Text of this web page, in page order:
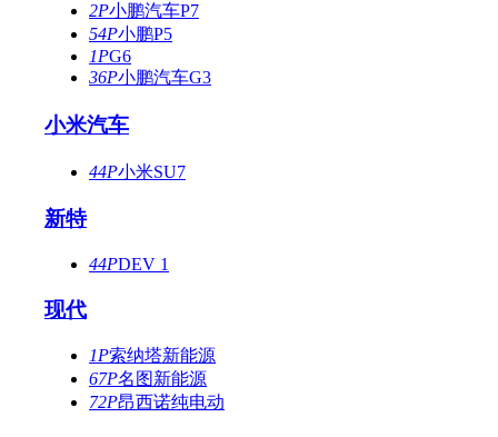
2P小鹏汽车P7
54P小鹏P5
1PG6
36P小鹏汽车G3
小米汽车
44P小米SU7
新特
44PDEV 1
现代
1P索纳塔新能源
67P名图新能源
72P昂西诺纯电动